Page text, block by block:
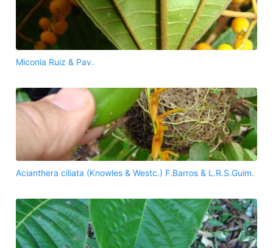
Miconia Ruiz & Pav.
Acianthera ciliata (Knowles & Westc.) F.Barros & L.R.S.Guim.